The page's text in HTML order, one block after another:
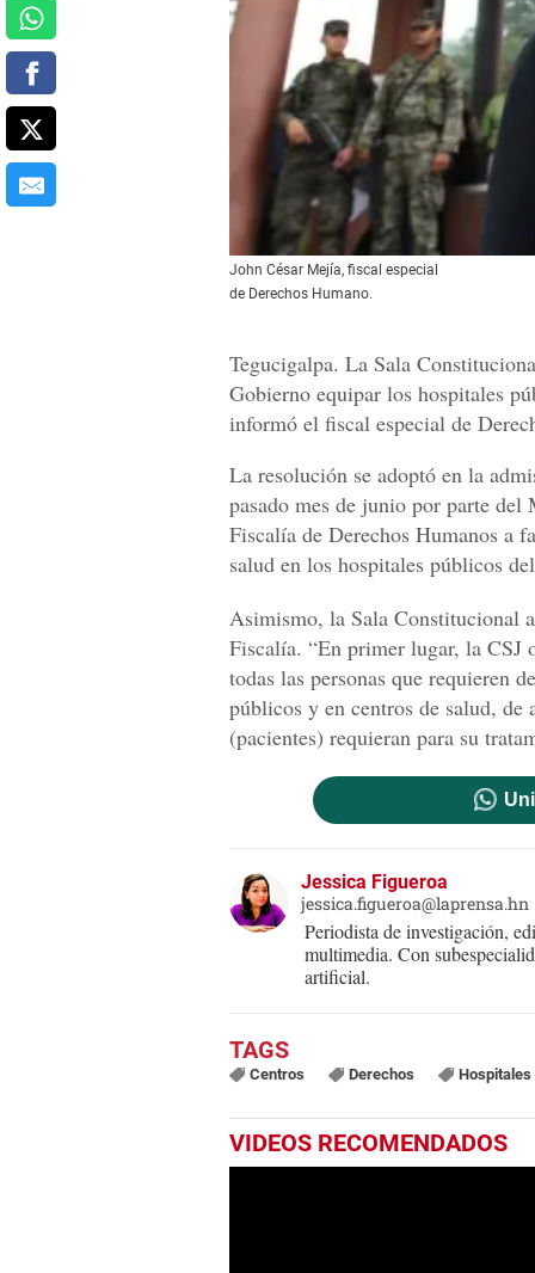
John César Mejía, fiscal especial
de Derechos Humano.
Tegucigalpa. La Sala
Gobierno equipar los hospitales
informó el fiscal especial de
La resolución se adoptó en la
pasado mes de junio por parte
Fiscalía de Derechos Humanos a
salud en los hospitales públicos
Asimismo, la Sala Constitucional
Fiscalía. “En primer lugar, la CSJ
todas las personas que requieren
públicos y en centros de salud, de
(pacientes) requieran para su
Jessica Figueroa
jessica.figueroa@laprensa.hn
Periodista de investigación,
multimedia. Con
artificial.
Centros Derechos Hospitales
VIDEOS RECOMENDADOS